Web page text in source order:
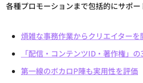
各種プロモーションまで包括的にサポー
煩雑な事務作業からクリエイターを
「配信・コンテンツID・著作権」
第一線のボカロP陣も実用性を評価